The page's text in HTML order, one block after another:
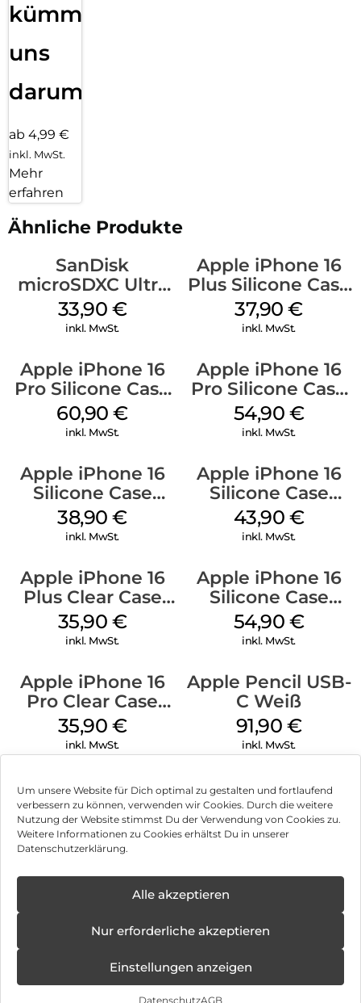
Um unsere Website für Dich optimal zu gestalten und fortlaufend
verbessern zu können, verwenden wir Cookies. Durch die weitere
Nutzung der Website stimmst Du der Verwendung von Cookies zu.
Weitere Informationen zu Cookies erhältst Du in unserer
Datenschutzerklärung.
Alle akzeptieren
Nur erforderliche akzeptieren
Einstellungen anzeigen
DatenschutzAGB
kümmern
uns
darum!
ab 4,99 €
inkl. MwSt.
Mehr
erfahren
Ähnliche Produkte
SanDisk
microSDXC Ultra
128 GB + Adapter
Mobile
33,90 €
inkl. MwSt.
Apple iPhone 16
Plus Silicone Case
MagSafe Lake
Green
37,90€
inkl. MwSt.
Apple iPhone 16
Pro Silicone Case
MagSafe Stone
Gray
60,90€
inkl. MwSt.
Apple iPhone 16
Pro Silicone Case
MagSafe Black
54,90 €
inkl. MwSt.
Apple iPhone 16
Silicone Case
MagSafe
Ultramarine
38,90€
inkl. MwSt.
Apple iPhone 16
Silicone Case
MagSafe Plum
43,90 €
inkl. MwSt.
Apple iPhone 16
Plus Clear Case
MagSafe
Transparent
35,90 €
inkl. MwSt.
Apple iPhone 16
Silicone Case
MagSafe Black
54,90 €
inkl. MwSt.
Apple iPhone 16
Pro Clear Case
MagSafe
Transparent
35,90 €
inkl. MwSt.
Apple Pencil USB-
C Weiß
91,90 €
inkl. MwSt.
Impressum
Hinweis zur Batterieentsorgung
Newsletter